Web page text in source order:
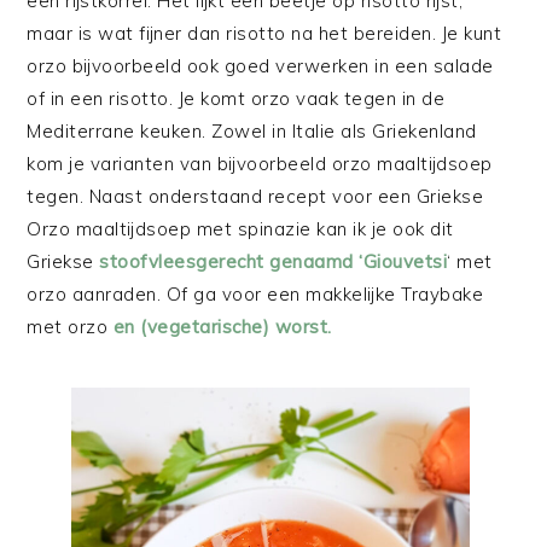
maar is wat fijner dan risotto na het bereiden. Je kunt
orzo bijvoorbeeld ook goed verwerken in een salade
of in een risotto. Je komt orzo vaak tegen in de
Mediterrane keuken. Zowel in Italie als Griekenland
kom je varianten van bijvoorbeeld orzo maaltijdsoep
tegen. Naast onderstaand recept voor een Griekse
Orzo maaltijdsoep met spinazie kan ik je ook dit
Grieksestoofvleesgerecht genaamd ‘Giouvetsi‘ met
orzo aanraden. Of ga voor een makkelijke Traybake
met orzo en (vegetarische) worst.